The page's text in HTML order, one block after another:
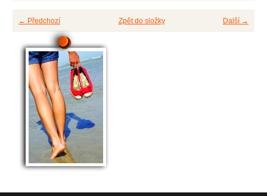
← Předchozí Další →
Zpět do složky